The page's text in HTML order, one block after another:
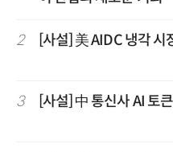
2 [사설] 美 AIDC 냉각 시
3 [사설] 中 통신사 AI 토